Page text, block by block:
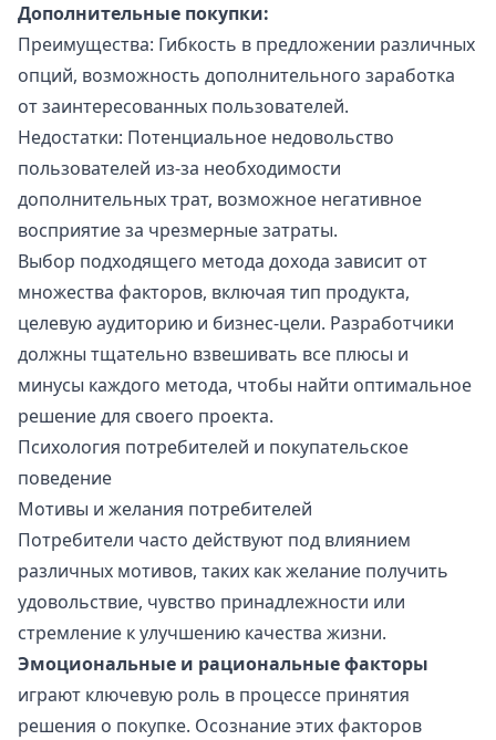
Дополнительные покупки:
Преимущества: Гибкость в предложении различных
опций, возможность дополнительного заработка
от заинтересованных пользователей.
Недостатки: Потенциальное недовольство
пользователей из-за необходимости
дополнительных трат, возможное негативное
восприятие за чрезмерные затраты.
Выбор подходящего метода дохода зависит от
множества факторов, включая тип продукта,
целевую аудиторию и бизнес-цели. Разработчики
должны тщательно взвешивать все плюсы и
минусы каждого метода, чтобы найти оптимальное
решение для своего проекта.
Психология потребителей и покупательское
поведение
Мотивы и желания потребителей
Потребители часто действуют под влиянием
различных мотивов, таких как желание получить
удовольствие, чувство принадлежности или
стремление к улучшению качества жизни.
Эмоциональные и рациональные факторы
играют ключевую роль в процессе принятия
решения о покупке. Осознание этих факторов